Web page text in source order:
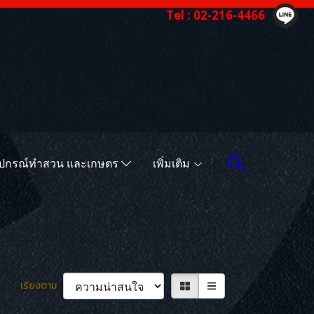
Tel : 02-216-4466
กรณ์ทำสวน และเกษตร เพิ่มเติม
เรียงตาม